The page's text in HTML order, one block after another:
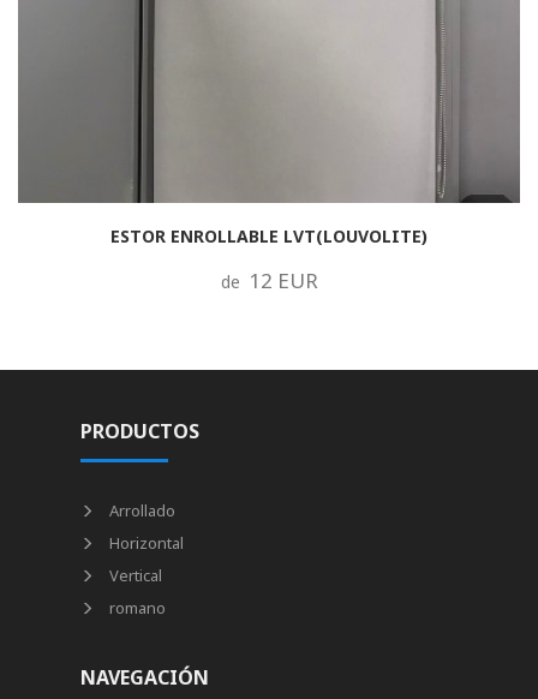
ESTOR ENROLLABLE LVT(LOUVOLITE)
de 12 EUR
PRODUCTOS
Arrollado
Horizontal
Vertical
romano
NAVEGACIÓN